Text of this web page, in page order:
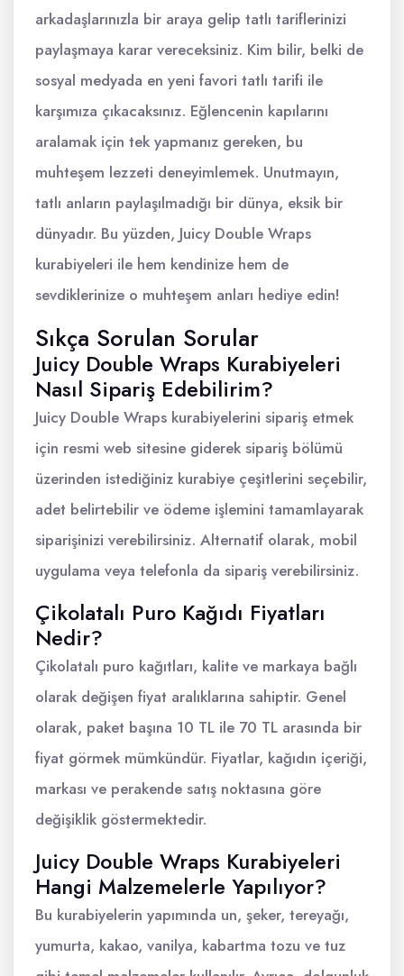
arkadaşlarınızla bir araya gelip tatlı tariflerinizi
paylaşmaya karar vereceksiniz. Kim bilir, belki de
sosyal medyada en yeni favori tatlı tarifi ile
karşımıza çıkacaksınız. Eğlencenin kapılarını
aralamak için tek yapmanız gereken, bu
muhteşem lezzeti deneyimlemek. Unutmayın,
tatlı anların paylaşılmadığı bir dünya, eksik bir
dünyadır. Bu yüzden, Juicy Double Wraps
kurabiyeleri ile hem kendinize hem de
sevdiklerinize o muhteşem anları hediye edin!
Sıkça Sorulan Sorular
Juicy Double Wraps Kurabiyeleri
Nasıl Sipariş Edebilirim?
Juicy Double Wraps kurabiyelerini sipariş etmek
için resmi web sitesine giderek sipariş bölümü
üzerinden istediğiniz kurabiye çeşitlerini seçebilir,
adet belirtebilir ve ödeme işlemini tamamlayarak
siparişinizi verebilirsiniz. Alternatif olarak, mobil
uygulama veya telefonla da sipariş verebilirsiniz.
Çikolatalı Puro Kağıdı Fiyatları
Nedir?
Çikolatalı puro kağıtları, kalite ve markaya bağlı
olarak değişen fiyat aralıklarına sahiptir. Genel
olarak, paket başına 10 TL ile 70 TL arasında bir
fiyat görmek mümkündür. Fiyatlar, kağıdın içeriği,
markası ve perakende satış noktasına göre
değişiklik göstermektedir.
Juicy Double Wraps Kurabiyeleri
Hangi Malzemelerle Yapılıyor?
Bu kurabiyelerin yapımında un, şeker, tereyağı,
yumurta, kakao, vanilya, kabartma tozu ve tuz